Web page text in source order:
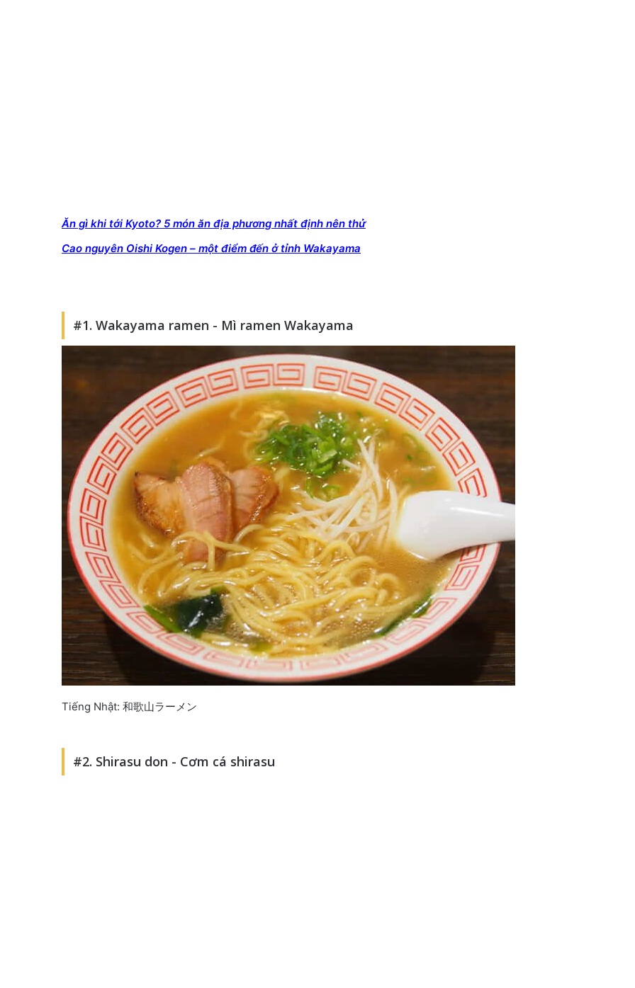
Ăn gì khi tới Kyoto? 5 món ăn địa phương nhất định nên thử
Cao nguyên Oishi Kogen – một điểm đến ở tỉnh Wakayama
#1. Wakayama ramen - Mì ramen Wakayama
Tiếng Nhật: 和歌山ラーメン
#2. Shirasu don - Cơm cá shirasu